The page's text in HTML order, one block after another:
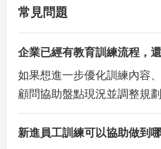
常見問題
企業已經有教育訓練流程，
如果想進一步優化訓練內容
顧問協助盤點現況並調整規劃
新進員工訓練可以協助做到